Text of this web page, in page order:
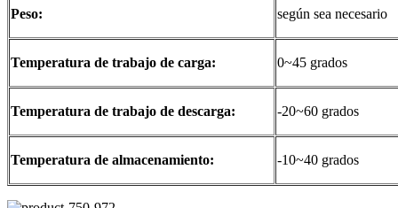
Peso: según sea necesario
Temperatura de trabajo de carga: 0~45 grados
Temperatura de trabajo de descarga: -20~60 grados
Temperatura de almacenamiento: -10~40 grados